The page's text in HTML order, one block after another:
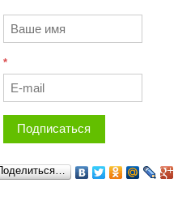
*
Подписаться
Поделиться…